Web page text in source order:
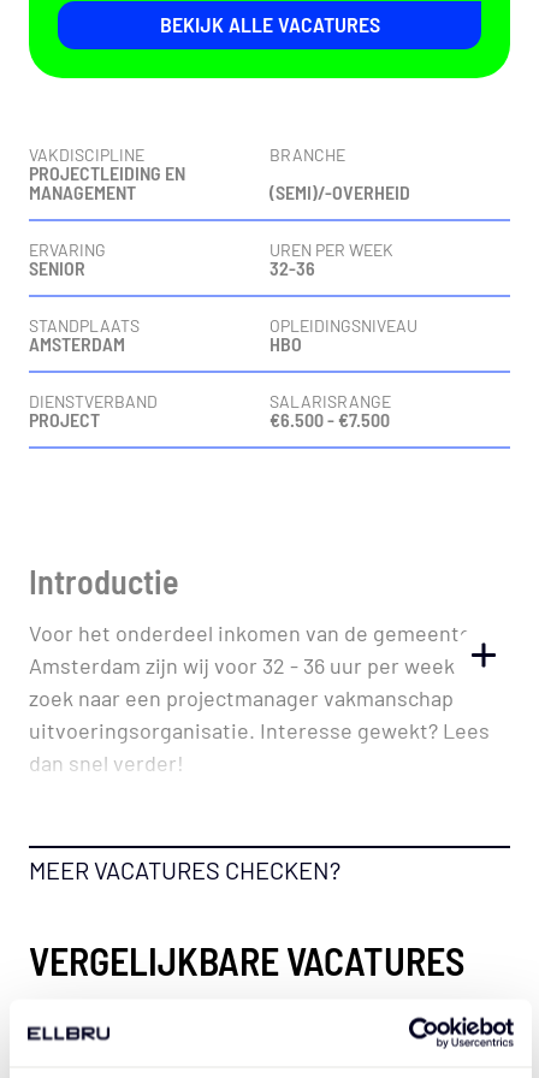
BEKIJK ALLE VACATURES
Vacaturedetails
VAKDISCIPLINE
PROJECTLEIDING EN
MANAGEMENT
BRANCHE
(SEMI)/-OVERHEID
ERVARING
SENIOR
UREN PER WEEK
32-36
STANDPLAATS
AMSTERDAM
OPLEIDINGSNIVEAU
HBO
DIENSTVERBAND
PROJECT
SALARISRANGE
€6.500 - €7.500
Vacaturebeschrijving
Introductie
Voor het onderdeel inkomen van de gemeente
Amsterdam zijn wij voor 32 - 36 uur per week op
zoek naar een projectmanager vakmanschap
uitvoeringsorganisatie. Interesse gewekt? Lees
dan snel verder!
Organisatie
De gemeentelijke organisatie bestaat uit 5
clusters, een bestuurs- en concernstaf, 7
besturen samen met de gemeenteraad,
MEER VACATURES CHECKEN?
VERGELIJKBARE VACATURES
Contractmanager